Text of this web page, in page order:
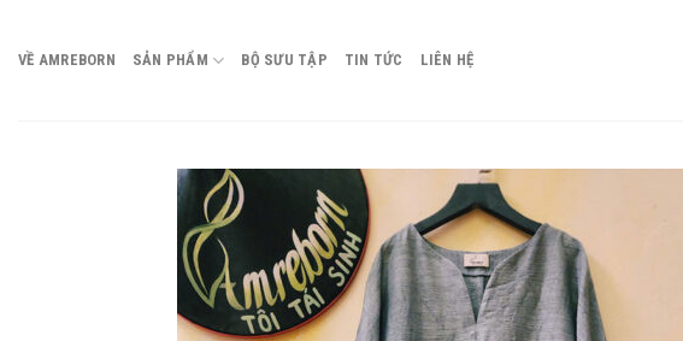
VỀ AMREBORN SẢN PHẨM BỘ SƯU TẬP TIN TỨC LIÊN HỆ